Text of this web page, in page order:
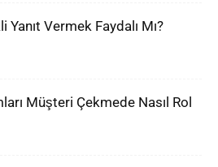
Yanıt Vermek Faydalı Mı?
Müşteri Çekmede Nasıl Rol